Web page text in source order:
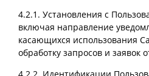
4.2.1. Установления с
включая направление
касающихся использования
обработку запросов и заявок